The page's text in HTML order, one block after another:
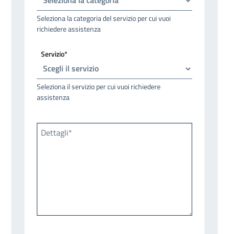
Seleziona la categoria del servizio per cui vuoi
richiedere assistenza
Servizio*
Seleziona il servizio per cui vuoi richiedere
assistenza
Dettagli*